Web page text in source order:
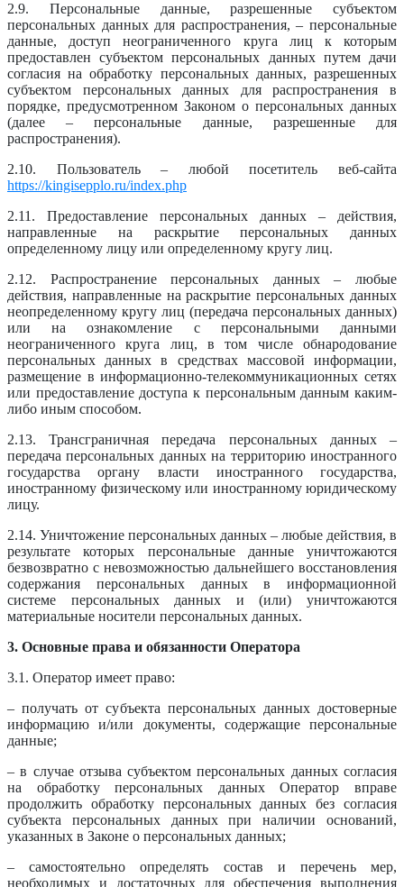
2.9. Персональные данные, разрешенные субъектом
персональных данных для распространения, – персональные
данные, доступ неограниченного круга лиц к которым
предоставлен субъектом персональных данных путем дачи
согласия на обработку персональных данных, разрешенных
субъектом персональных данных для распространения в
порядке, предусмотренном Законом о персональных данных
(далее – персональные данные, разрешенные для
распространения).
2.10. Пользователь – любой посетитель веб-сайта
https://kingisepplo.ru/index.php
2.11. Предоставление персональных данных – действия,
направленные на раскрытие персональных данных
определенному лицу или определенному кругу лиц.
2.12. Распространение персональных данных – любые
действия, направленные на раскрытие персональных данных
неопределенному кругу лиц (передача персональных данных)
или на ознакомление с персональными данными
неограниченного круга лиц, в том числе обнародование
персональных данных в средствах массовой информации,
размещение в информационно-телекоммуникационных сетях
или предоставление доступа к персональным данным каким-
либо иным способом.
2.13. Трансграничная передача персональных данных –
передача персональных данных на территорию иностранного
государства органу власти иностранного государства,
иностранному физическому или иностранному юридическому
лицу.
2.14. Уничтожение персональных данных – любые действия, в
результате которых персональные данные уничтожаются
безвозвратно с невозможностью дальнейшего восстановления
содержания персональных данных в информационной
системе персональных данных и (или) уничтожаются
материальные носители персональных данных.
3. Основные права и обязанности Оператора
3.1. Оператор имеет право:
– получать от субъекта персональных данных достоверные
информацию и/или документы, содержащие персональные
данные;
– в случае отзыва субъектом персональных данных согласия
на обработку персональных данных Оператор вправе
продолжить обработку персональных данных без согласия
субъекта персональных данных при наличии оснований,
указанных в Законе о персональных данных;
– самостоятельно определять состав и перечень мер,
необходимых и достаточных для обеспечения выполнения